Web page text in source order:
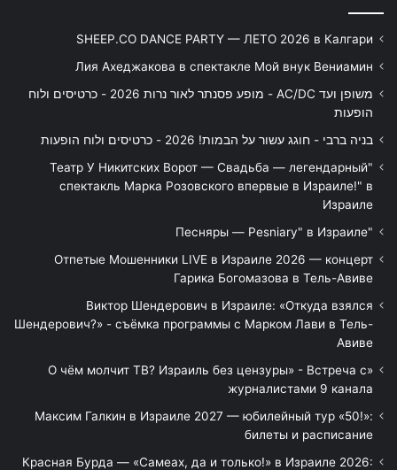
SHEEP.CO DANCE PARTY — ЛЕТО 2026 в Калгари
Лия Ахеджакова в спектакле Мой внук Вениамин
משופן ועד AC/DC - מופע פסנתר לאור נרות 2026 - כרטיסים ולוח
הופעות
בניה ברבי - חוגג עשור על הבמות! 2026 - כרטיסים ולוח הופעות
"Театр У Никитских Ворот — Свадьба — легендарный
спектакль Марка Розовского впервые в Израиле!" в
Израиле
"Песняры — Pesniary" в Израиле
Отпетые Мошенники LIVE в Израиле 2026 — концерт
Гарика Богомазова в Тель-Авиве
Виктор Шендерович в Израиле: «Откуда взялся
Шендерович?» - съёмка программы с Марком Лави в Тель-
Авиве
«О чём молчит ТВ? Израиль без цензуры» - Встреча с
журналистами 9 канала
Максим Галкин в Израиле 2027 — юбилейный тур «50!»:
билеты и расписание
Красная Бурда — «Самеах, да и только!» в Израиле 2026: